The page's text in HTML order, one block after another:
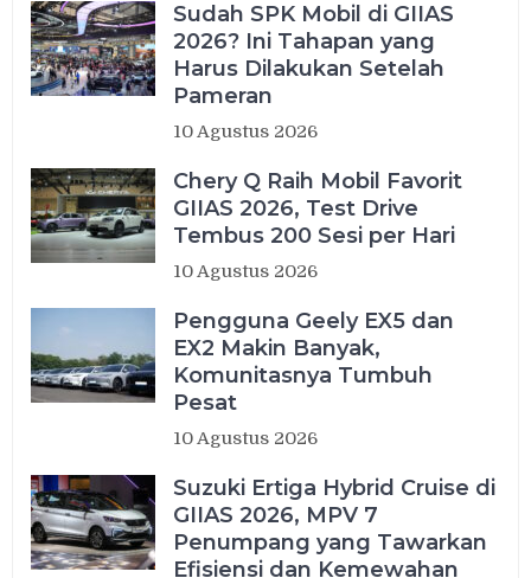
Sudah SPK Mobil di GIIAS
2026? Ini Tahapan yang
Harus Dilakukan Setelah
Pameran
10 Agustus 2026
Chery Q Raih Mobil Favorit
GIIAS 2026, Test Drive
Tembus 200 Sesi per Hari
10 Agustus 2026
Pengguna Geely EX5 dan
EX2 Makin Banyak,
Komunitasnya Tumbuh
Pesat
10 Agustus 2026
Suzuki Ertiga Hybrid Cruise di
GIIAS 2026, MPV 7
Penumpang yang Tawarkan
Efisiensi dan Kemewahan